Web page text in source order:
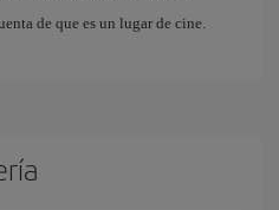
de que es un lugar de cine.